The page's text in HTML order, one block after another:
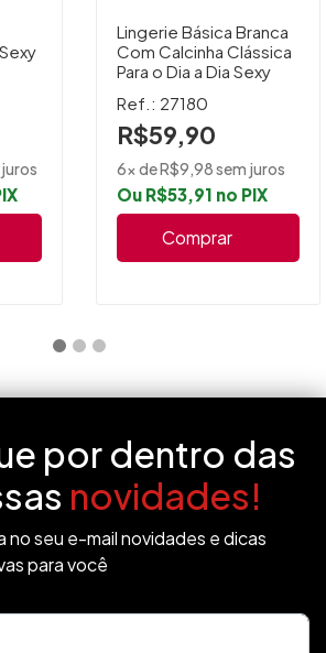
Lingerie Básica Branca
Com Calcinha Clássica
Para o Dia a Dia Sexy
Ref.: 27180
R$59,90
6x de R$9,98 sem juros
Ou R$53,91 no PIX
Comprar
por dentro das
novidades!
no seu e-mail novidades e dicas
para você